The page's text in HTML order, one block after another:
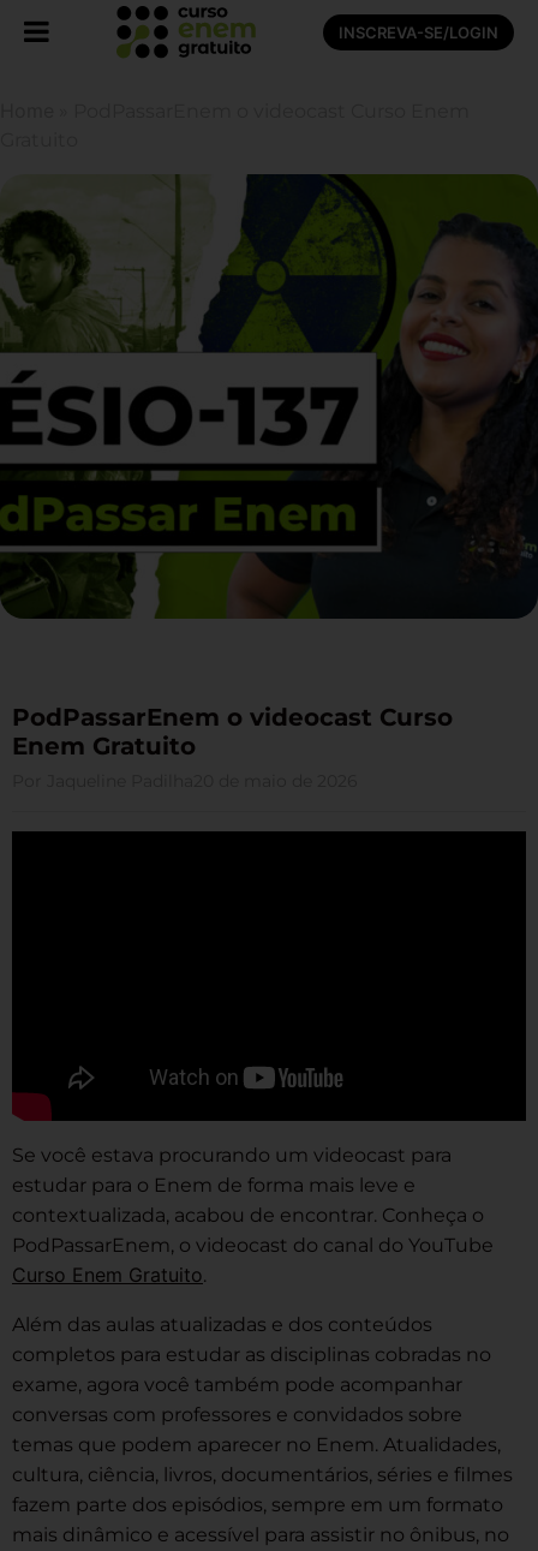
INSCREVA-SE/LOGIN
PodPassarEnem o videocast Curso
Enem Gratuito
Se você estava procurando um videocast para
estudar para o Enem de forma mais leve e
contextualizada, acabou de encontrar. Conheça o
PodPassarEnem, o videocast do canal do YouTube
Curso Enem Gratuito.
Além das aulas atualizadas e dos conteúdos
completos para estudar as disciplinas cobradas no
exame, agora você também pode acompanhar
conversas com professores e convidados sobre
temas que podem aparecer no Enem. Atualidades,
cultura, ciência, livros, documentários, séries e filmes
fazem parte dos episódios, sempre em um formato
mais dinâmico e acessível para assistir no ônibus, no